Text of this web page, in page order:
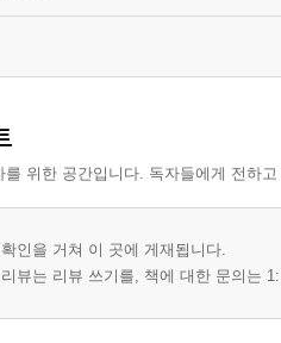
를 위한 공간입니다. 독자들에게 전하
인을 거쳐 이 곳에 게재됩니다.
뷰는 리뷰 쓰기를, 책에 대한 문의는